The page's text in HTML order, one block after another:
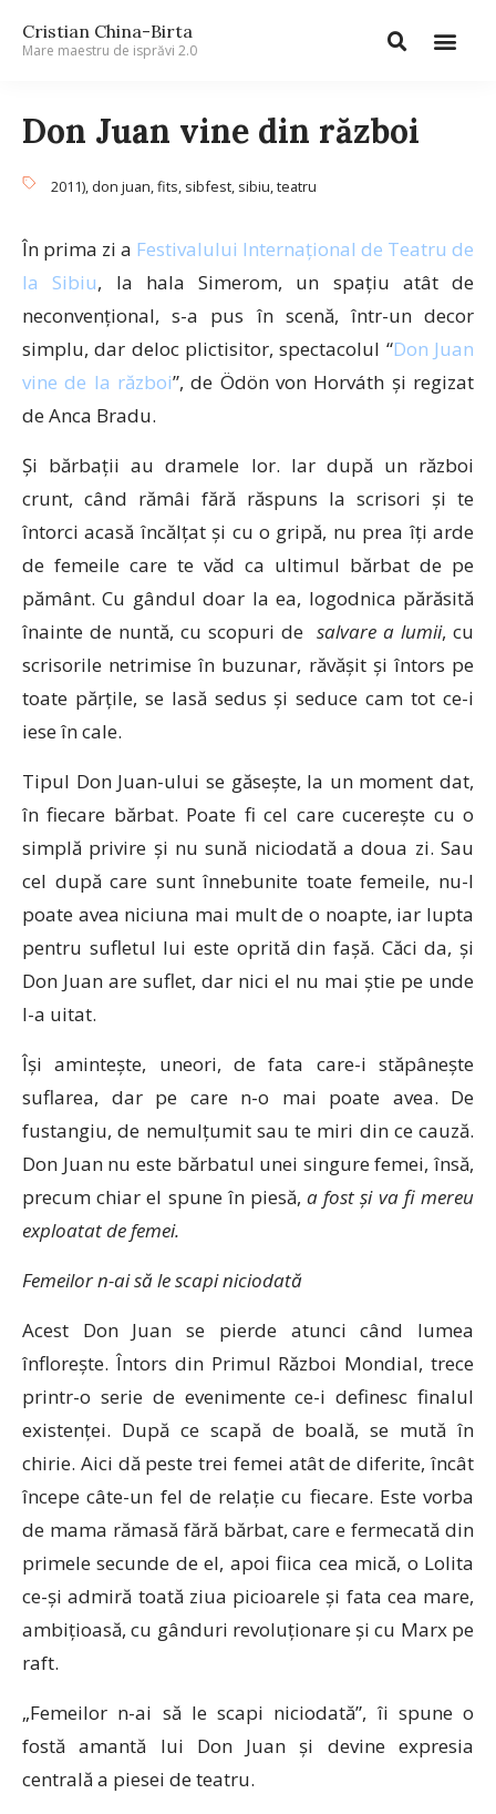
Cristian China-Birta
Mare maestru de isprăvi 2.0
Don Juan vine din război
2011), don juan,fits, sibfest, sibiu,teatru
În prima zi a Festivalului Internațional de Teatru de
la Sibiu, la hala Simerom, un spațiu atât de
neconvențional, s-a pus în scenă, într-un decor
simplu, dar deloc plictisitor, spectacolul “Don Juan
vine de la război”, de Ödön von Horváth și regizat
de Anca Bradu.
Și bărbații au dramele lor. Iar după un război
crunt, când rămâi fără răspuns la scrisori și te
întorci acasă încălțat și cu o gripă, nu prea îți arde
de femeile care te văd ca ultimul bărbat de pe
pământ. Cu gândul doar la ea, logodnica părăsită
înainte de nuntă, cu scopuri de salvare a lumii, cu
scrisorile netrimise în buzunar, răvășit și întors pe
toate părțile, se lasă sedus și seduce cam tot ce-i
iese în cale.
Tipul Don Juan-ului se găsește, la un moment dat,
în fiecare bărbat. Poate fi cel care cucerește cu o
simplă privire și nu sună niciodată a doua zi. Sau
cel după care sunt înnebunite toate femeile, nu-l
poate avea niciuna mai mult de o noapte, iar lupta
pentru sufletul lui este oprită din fașă. Căci da, și
Don Juan are suflet, dar nici el nu mai știe pe unde
l-a uitat.
Își amintește, uneori, de fata care-i stăpânește
suflarea, dar pe care n-o mai poate avea. De
fustangiu, de nemulțumit sau te miri din ce cauză.
Don Juan nu este bărbatul unei singure femei, însă,
precum chiar el spune în piesă,a fost și va fi mereu
exploatat de femei.
Femeilor n-ai să le scapi niciodată
Acest Don Juan se pierde atunci când lumea
înflorește. Întors din Primul Război Mondial, trece
printr-o serie de evenimente ce-i definesc finalul
existenței. După ce scapă de boală, se mută în
chirie. Aici dă peste trei femei atât de diferite, încât
începe câte-un fel de relație cu fiecare. Este vorba
de mama rămasă fără bărbat, care e fermecată din
primele secunde de el, apoi fiica cea mică, o Lolita
ce-și admiră toată ziua picioarele și fata cea mare,
ambițioasă, cu gânduri revoluționare și cu Marx pe
raft.
„Femeilor n-ai să le scapi niciodată”, îi spune o
fostă amantă lui Don Juan și devine expresia
centrală a piesei de teatru.